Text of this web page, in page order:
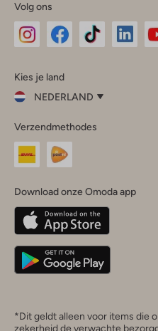
Volg ons
InstagramFacebook
Kies je land
NEDERLAND
je
land
Nederland
Belgique(Français)
Deutschland
Verzendmethodes
Download onze Omoda app
*Dit geldt alleen voor items die
zekerheid de verwachte